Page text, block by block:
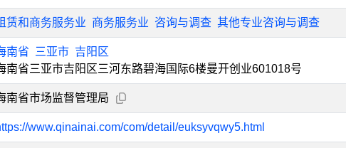
赁和商务服务业 商务服务业 咨询与调查 其他专业咨询与调查
南省 三亚市 吉阳区
南省三亚市吉阳区三河东路碧海国际6楼曼开创业601018号
南省市场监督管理局
www.qinainai.com/com/detail/euksyvqwy5.html